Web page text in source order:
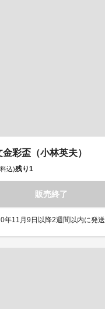
金彩盃（小林英夫）
込)残り1
販売終了
年11月9日以降2週間以内に発送